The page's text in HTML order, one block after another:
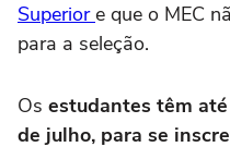
Superiore que o MEC
para a seleção.
Os estudantes têm
de julho, para se